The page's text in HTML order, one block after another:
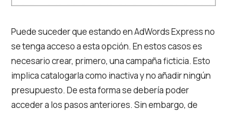
Puede suceder que estando en AdWords Express no
se tenga acceso a esta opción. En estos casos es
necesario crear, primero, una campaña ficticia. Esto
implica catalogarla como inactiva y no añadir ningún
presupuesto. De esta forma se debería poder
acceder a los pasos anteriores. Sin embargo, de